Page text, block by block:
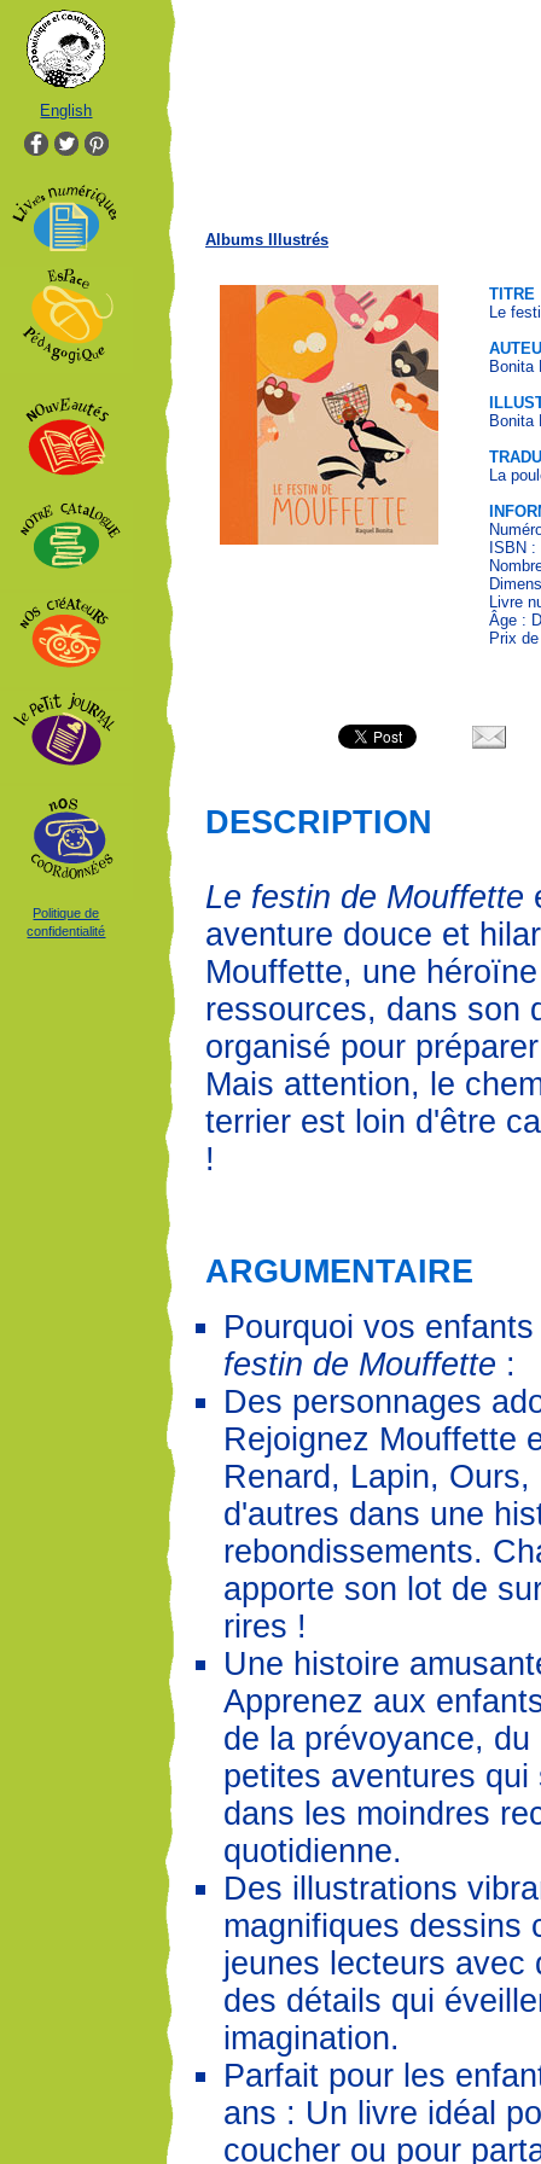
English
Politique de
confidentialité
Albums Illustrés
TITRE
Le
Bonita
Bonita
La
ISBN :
Livre
Âge :
Prix
DESCRIPTION
Le festin de Mouffette
aventure douce et
Mouffette, une
ressources, dans son
organisé pour
Mais attention, le
terrier est loin d'être
!
ARGUMENTAIRE
Pourquoi vos
festin de Mouffette :
Des personnages
Rejoignez Mouffette
Renard, Lapin, Ours,
d'autres dans une
rebondissements.
apporte son lot de
rires !
Une histoire
Apprenez aux
de la prévoyance,
petites aventures qui
dans les moindres
quotidienne.
Des illustrations
magnifiques dessins
jeunes lecteurs avec
des détails qui
imagination.
Parfait pour les
ans : Un livre idéal
coucher ou pour